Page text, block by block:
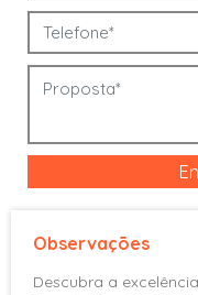
Observações
Descubra a